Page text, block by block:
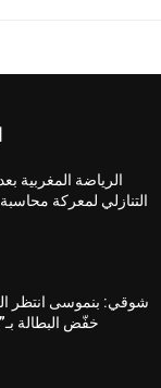
الرياضة المغربية
التنازلي لمعركة
شوقي: بنموسى انتظر
خفّض البطالة